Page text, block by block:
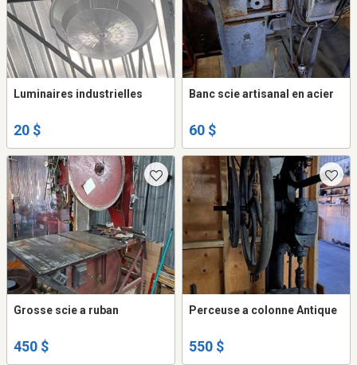
Luminaires industrielles
20 $
Banc scie artisanal en acier
60 $
Grosse scie a ruban
450 $
Perceuse a colonne Antique
550 $